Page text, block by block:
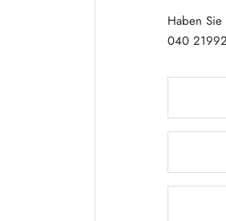
Haben Sie
040